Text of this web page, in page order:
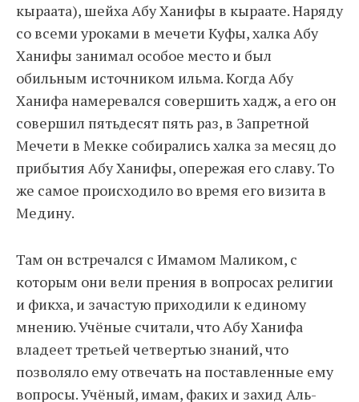
кыраата), шейха Абу Ханифы в кыраате. Наряду
со всеми уроками в мечети Куфы, халка Абу
Ханифы занимал особое место и был
обильным источником ильма. Когда Абу
Ханифа намеревался совершить хадж, а его он
совершил пятьдесят пять раз, в Запретной
Мечети в Мекке собирались халка за месяц до
прибытия Абу Ханифы, опережая его славу. То
же самое происходило во время его визита в
Медину.
Там он встречался с Имамом Маликом, с
которым они вели прения в вопросах религии
и фикха, и зачастую приходили к единому
мнению. Учёные считали, что Абу Ханифа
владеет третьей четвертью знаний, что
позволяло ему отвечать на поставленные ему
вопросы. Учёный, имам, факих и захид Аль-